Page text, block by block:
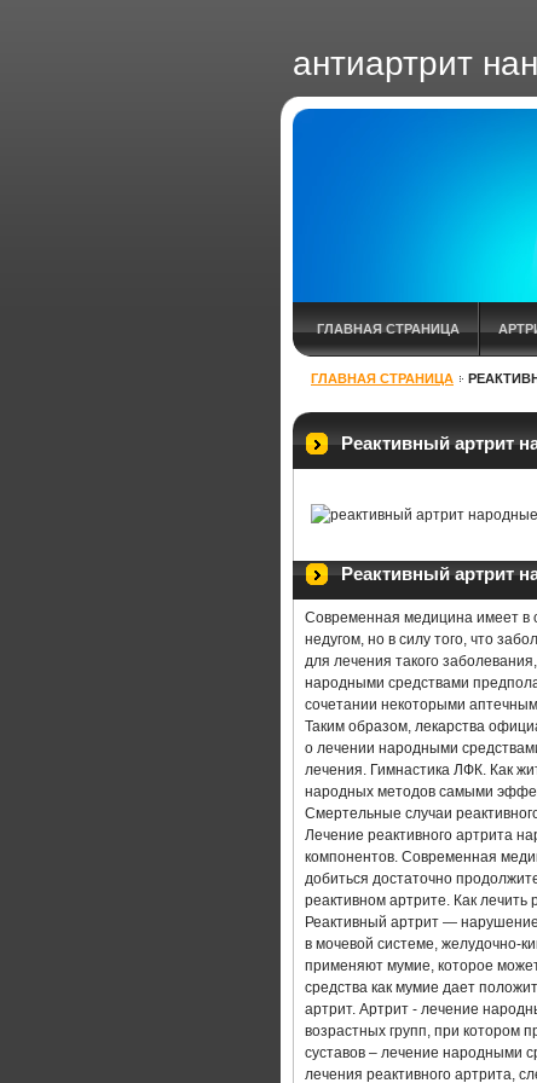
антиартрит
ГЛАВНАЯ СТРАНИЦА
АРТРИТ ПАЛЬЦЕВ СТОПЫ
ЛЕЧЕНИЕ АРТРИТА КОЛЕННОГО
ЛЕКАРСТВЕННЫЕ СРЕДСТВА
ЛЕФЛУНОМИД В ЛЕЧЕНИИ
АСД ЛЕЧЕНИЕ АРТРИТА
АРТРИТ СУСТАВОВ ПАЛЬЦЕВ
ВАННЫ ЛЕЧЕНИЕ АРТРИТА
ЛЕЧЕНИЕ ХРОНИЧЕСКОГО
РЕВМАТИЧЕСКИЙ АРТРИТ
КОЛЕННЫЙ АРТРИТ ЛЕЧЕНИЕ
АРТРИТ ПЛЕЧЕВОГО СУСТАВА
ГЛАВНАЯ СТРАНИЦА
Реактивный артрит
Реактивный артрит
Современная медицина имеет в
недугом, но в силу того, что
для лечения такого
народными средствами
сочетании некоторыми
Таким образом, лекарства
о лечении народными
лечения. Гимнастика ЛФК. Как
народных методов самыми
Смертельные случаи
Лечение реактивного артрита
компонентов. Современная
добиться достаточно
реактивном артрите. Как
Реактивный артрит —
в мочевой системе, желудочно-
применяют мумие, которое
средства как мумие дает
артрит. Артрит - лечение
возрастных групп, при котором
суставов – лечение народными
лечения реактивного артрита,